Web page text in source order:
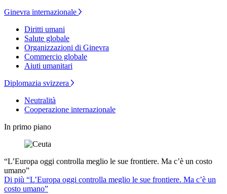
Ginevra internazionale
Diritti umani
Salute globale
Organizzazioni di Ginevra
Commercio globale
Aiuti umanitari
Diplomazia svizzera
Neutralità
Cooperazione internazionale
In primo piano
“L’Europa oggi controlla meglio le sue frontiere. Ma c’è un costo
umano”
Di più “L’Europa oggi controlla meglio le sue frontiere. Ma c’è un
costo umano”